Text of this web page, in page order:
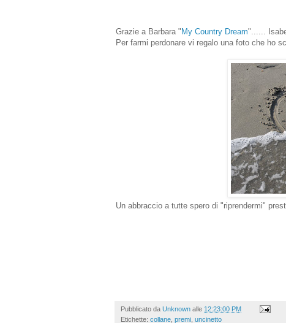
Grazie a Barbara "My Country Dream"......
Per farmi perdonare vi regalo una foto che ho
Un abbraccio a tutte spero di "riprendermi"
Pubblicato da Unknown alle 12:23:00 PM
Etichette: collane premi uncinetto